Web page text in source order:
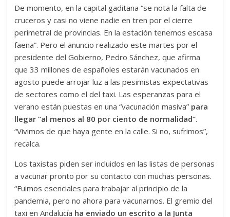
De momento, en la capital gaditana “se nota la falta de
cruceros y casi no viene nadie en tren por el cierre
perimetral de provincias. En la estación tenemos escasa
faena”. Pero el anuncio realizado este martes por el
presidente del Gobierno, Pedro Sánchez, que afirma
que 33 millones de españoles estarán vacunados en
agosto puede arrojar luz a las pesimistas expectativas
de sectores como el del taxi. Las esperanzas para el
verano están puestas en una “vacunación masiva” para
llegar “al menos al 80 por ciento de normalidad”.
“Vivimos de que haya gente en la calle. Si no, sufrimos”,
recalca.
Los taxistas piden ser incluidos en las listas de personas
a vacunar pronto por su contacto con muchas personas.
“Fuimos esenciales para trabajar al principio de la
pandemia, pero no ahora para vacunarnos. El gremio del
taxi en Andalucía ha enviado un escrito a la Junta